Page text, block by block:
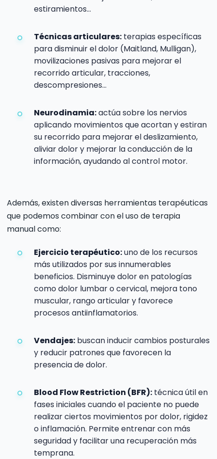
estiramientos…
Técnicas articulares: terapias específicas
para disminuir el dolor (Maitland, Mulligan),
movilizaciones pasivas para mejorar el
recorrido articular, tracciones,
descompresiones…
Neurodinamia:actúa sobre los nervios
aplicando movimientos que acortan y estiran
su recorrido para mejorar el deslizamiento,
aliviar dolor y mejorar la conducción de la
información, ayudando al control motor.
Además, existen diversas herramientas terapéuticas
que podemos combinar con el uso de terapia
manual como:
Ejercicio terapéutico:uno de los recursos
más utilizados por sus innumerables
beneficios. Disminuye dolor en patologías
como dolor lumbar o cervical, mejora tono
muscular, rango articular y favorece
procesos antiinflamatorios.
Vendajes: buscan inducir cambios posturales
y reducir patrones que favorecen la
presencia de dolor.
Blood Flow Restriction (BFR): técnica útil en
fases iniciales cuando el paciente no puede
realizar ciertos movimientos por dolor, rigidez
o inflamación. Permite entrenar con más
seguridad y facilitar una recuperación más
temprana.